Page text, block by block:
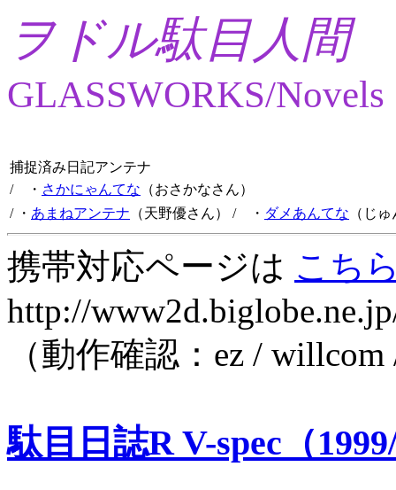
ヲドル駄目人間
GLASSWORKS/Novels
捕捉済み日記アンテナ
/ ・ さかにゃんてな （おさかなさん）
/ ・ あまねアンテナ （天野優さん） / ・ ダメあんてな （じ
携帯対応ページは こち
http://
（動作確認：ez /
駄目日誌R V-spec（